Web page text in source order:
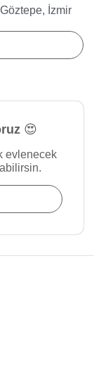
İzmir
😍
evlenecek